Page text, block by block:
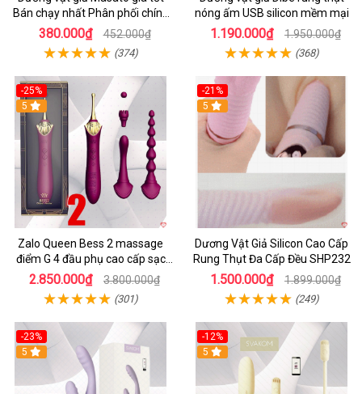
Bán chạy nhất Phân phối chính
hãng
380.000₫ 452.000₫
(374)
nóng ấm USB silicon mềm mại
1.190.000₫ 1.950.000₫
(368)
-25%
5
Zalo Queen Bess 2 massage
điểm G 4 đầu phụ cao cấp sạc
tiện lợi
2.850.000₫ 3.800.000₫
(301)
-21%
5
Dương Vật Giả Silicon Cao Cấp
Rung Thụt Đa Cấp Đều SHP232
1.500.000₫ 1.899.000₫
(249)
-23%
5
-12%
5